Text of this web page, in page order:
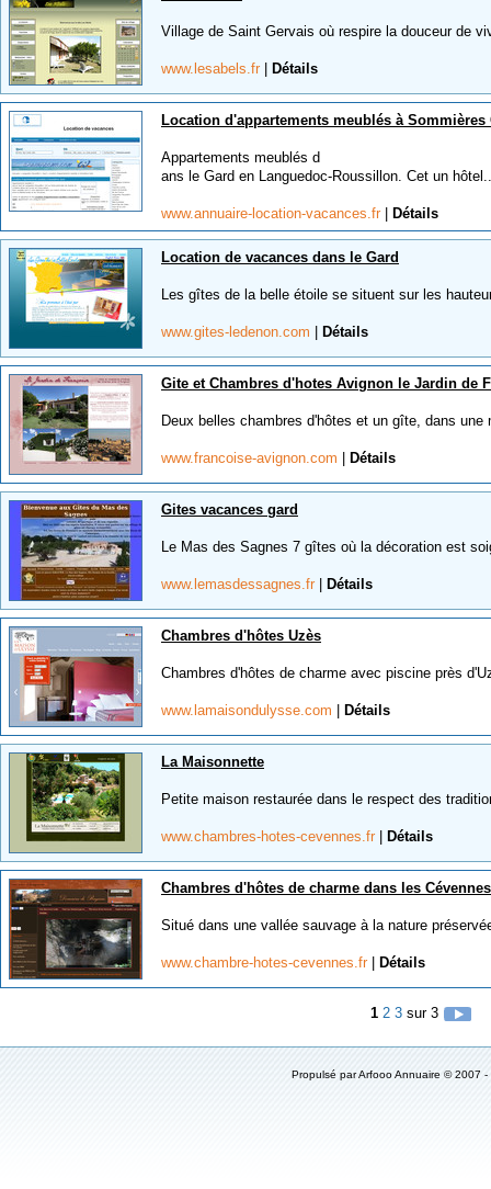
Village de Saint Gervais où respire la douceur de
www.lesabels.fr Détails
Location d'appartements meublés à Sommières
Appartements meublés d
ans le Gard en Languedoc-Roussillon. Cet un
www.annuaire-location-vacances.fr Détails
Location de vacances dans le Gard
Les gîtes de la belle étoile se situent sur les
www.gites-ledenon.com Détails
Gite et Chambres d'hotes Avignon le Jardin de
Deux belles chambres d'hôtes et un gîte, dans une
www.francoise-avignon.com Détails
Gites vacances gard
Le Mas des Sagnes 7 gîtes où la décoration est
www.lemasdessagnes.fr Détails
Chambres d'hôtes Uzès
Chambres d'hôtes de charme avec piscine près
www.lamaisondulysse.com Détails
La Maisonnette
Petite maison restaurée dans le respect des
www.chambres-hotes-cevennes.fr Détails
Chambres d'hôtes de charme dans les Cévennes
Situé dans une vallée sauvage à la nature
www.chambre-hotes-cevennes.fr Détails
1 2 3 sur 3
Propulsé par Arfooo Annuaire ©